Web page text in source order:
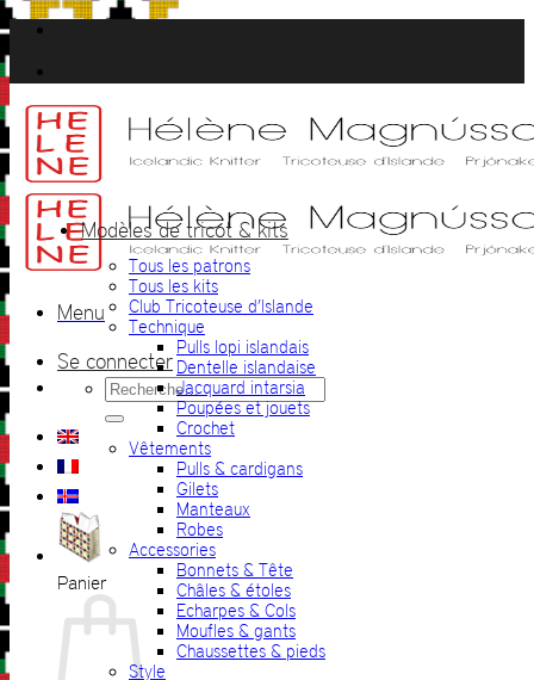
Passer
au
contenu
Menu
Se connecter
Recherche
pour :
Panier
Modèles de tricot & kits
Tous les patrons
Tous les kits
Club Tricoteuse d’Islande
Technique
Pulls lopi islandais
Dentelle islandaise
Jacquard intarsia
Poupées et jouets
Crochet
Vêtements
Pulls & cardigans
Gilets
Manteaux
Robes
Accessories
Bonnets & Tête
Châles & étoles
Echarpes & Cols
Moufles & gants
Chaussettes & pieds
Style